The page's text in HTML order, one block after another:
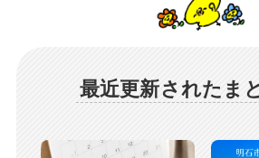
最近更新されたま